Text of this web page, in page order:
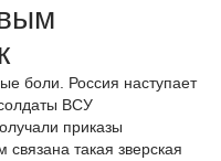
боли. Россия наступает
ВСУ
приказы
такая зверская